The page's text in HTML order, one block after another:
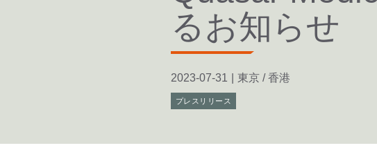
るお知らせ
2023-07-31 東京 / 香港
プレスリリース